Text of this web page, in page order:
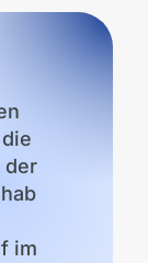
der
im